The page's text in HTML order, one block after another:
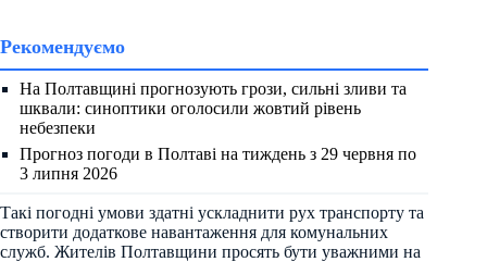
Рекомендуємо
На Полтавщині прогнозують грози, сильні зливи та
шквали: синоптики оголосили жовтий рівень
небезпеки
Прогноз погоди в Полтаві на тиждень з 29 червня по
3 липня 2026
Такі погодні умови здатні ускладнити рух транспорту та
створити додаткове навантаження для комунальних
служб. Жителів Полтавщини просять бути уважними на